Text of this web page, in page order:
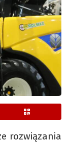
rozwiązania